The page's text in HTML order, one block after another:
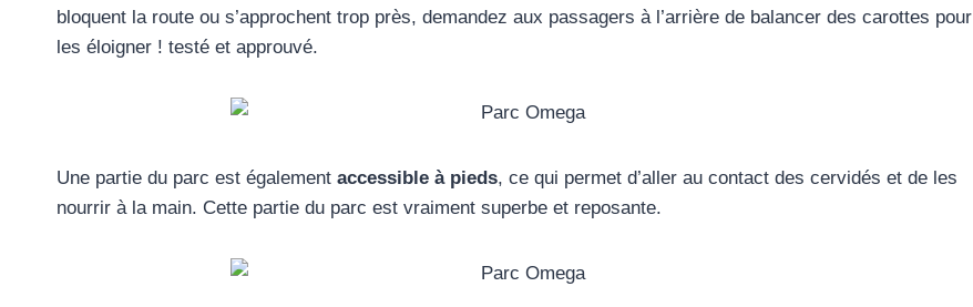
bloquent la route ou s’approchent trop près, demandez aux passagers à l’arrière de balancer des carottes pour
les éloigner ! testé et approuvé.
Une partie du parc est également accessible à pieds, ce qui permet d’aller au contact des cervidés et de les
nourrir à la main. Cette partie du parc est vraiment superbe et reposante.